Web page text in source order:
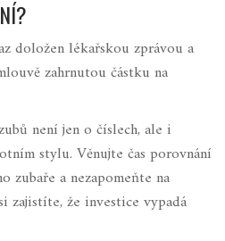
doložen lékařskou zprávou a
zahrnutou částku na
není jen o číslech, ale i
stylu. Věnujte čas porovnání
zubaře a nezapomeňte na
že investice vypadá